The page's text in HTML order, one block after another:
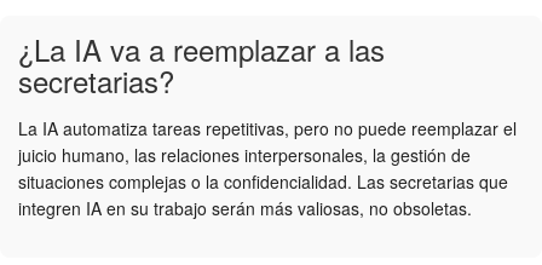
¿La IA va a reemplazar a las
secretarias?
La IA automatiza tareas repetitivas, pero no puede reemplazar el
juicio humano, las relaciones interpersonales, la gestión de
situaciones complejas o la confidencialidad. Las secretarias que
integren IA en su trabajo serán más valiosas, no obsoletas.